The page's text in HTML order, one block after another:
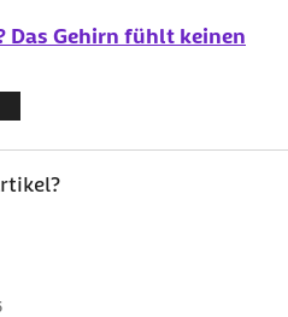
Das Gehirn fühlt keinen
Sterne
5 Sterne